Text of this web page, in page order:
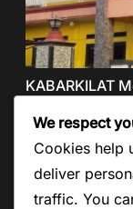
KABARKILAT
PAW Ciruluk
Pungli dan
Agustus 6,
We respect
Cookies help
deliver
traffic. You